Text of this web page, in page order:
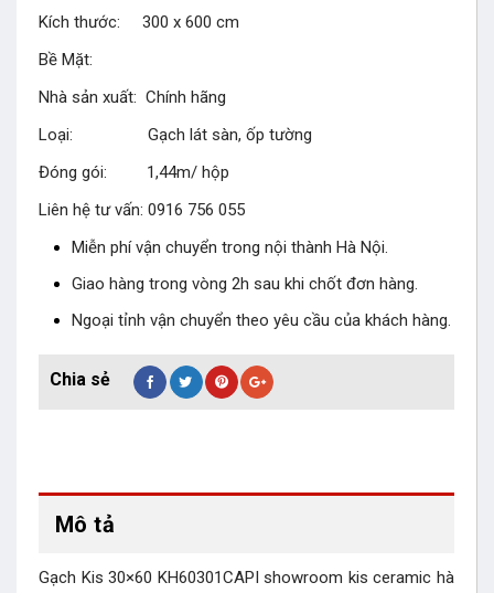
Kích thước: 300 x 600 cm
Bề Mặt:
Nhà sản xuất: Chính hãng
Loại: Gạch lát sàn, ốp tường
Đóng gói: 1,44m/ hộp
Liên hệ tư vấn: 0916 756 055
Miễn phí vận chuyển trong nội thành Hà Nội.
Giao hàng trong vòng 2h sau khi chốt đơn hàng.
Ngoại tỉnh vận chuyển theo yêu cầu của khách hàng.
Mô tả
Gạch Kis 30×60 KH60301CAPI showroom kis ceramic hà